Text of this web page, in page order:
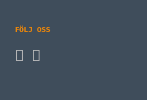
FÖLJ OSS